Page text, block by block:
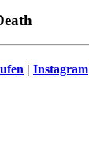
| Instagram